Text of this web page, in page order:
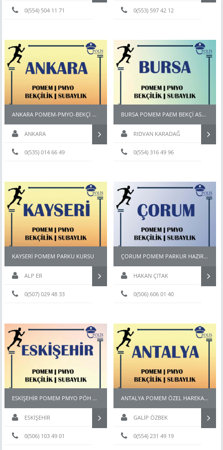
0(554) 504 11 71 Hazırlık0(553) 597 42 12
ANKARA POMEM-PMYO-BEKÇİ HAZIRLIK KURSU
ANKARA
0(535) 014 66 49
BURSA POMEM PAEM BEKÇİ ASTSUBAY HAZIRLIK KURSU
RIDVAN KARADAĞ
0(554) 316 49 96
KAYSERİ POMEM PARKU KURSU
ALP ER
0(507) 029 48 33
ÇORUM POMEM PARKUR HAZIRLIK KURSU
HAKAN ÇITAK
0(506) 606 01 40
ESKİŞEHİR POMEM PMYO PÖH BEKÇİ KURSU
ESKİŞEHİR
0(506) 103 49 01
ANTALYA POMEM ÖZEL HAREKAT PAEM PMYO KURSU
GALİP ÖZBEK
0(554) 231 49 19